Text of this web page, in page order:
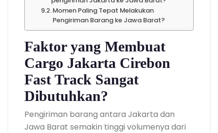
Momen Paling Tepat Melakukan
Pengiriman Barang ke Jawa Barat?
Faktor yang Membuat
Cargo Jakarta Cirebon
Fast Track Sangat
Dibutuhkan?
Pengiriman barang antara Jakarta dan
Jawa Barat semakin tinggi volumenya dari